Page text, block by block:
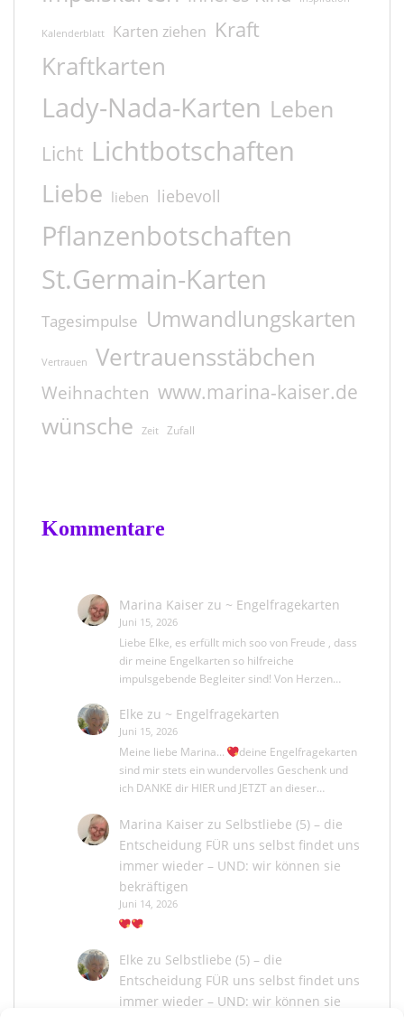
Kalenderblatt Karten ziehen Kraft
Kraftkarten
Lady-Nada-Karten Leben
Licht Lichtbotschaften
Liebe lieben liebevoll
Pflanzenbotschaften
St.Germain-Karten
Tagesimpulse Umwandlungskarten
Vertrauen Vertrauensstäbchen
Weihnachten www.marina-kaiser.de
wünsche Zeit Zufall
Kommentare
Marina Kaiserzu ~ Engelfragekarten
Juni 15, 2026
Liebe Elke, es erfüllt mich soo von Freude , dass
dir meine Engelkarten so hilfreiche
impulsgebende Begleiter sind! Von Herzen…
Elke zu ~ Engelfragekarten
Juni 15, 2026
Meine liebe Marina...
deine Engelfragekarten
sind mir stets ein wundervolles Geschenk und
ich DANKE dir HIER und JETZT an dieser…
Marina Kaiserzu Selbstliebe (5) – die
Entscheidung FÜR uns selbst findet uns
immer wieder – UND: wir können sie
bekräftigen
Juni 14, 2026
Elke zu Selbstliebe (5) – die
Entscheidung FÜR uns selbst findet uns
immer wieder – UND: wir können sie